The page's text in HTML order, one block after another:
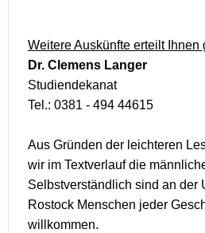
Weitere Auskünfte erteilt Ihnen
Dr. Clemens Langer
Studiendekanat
Tel.: 0381 - 494 44615
Aus Gründen der leichteren
wir im Textverlauf die
Selbstverständlich sind an der
Rostock Menschen jeder
willkommen.